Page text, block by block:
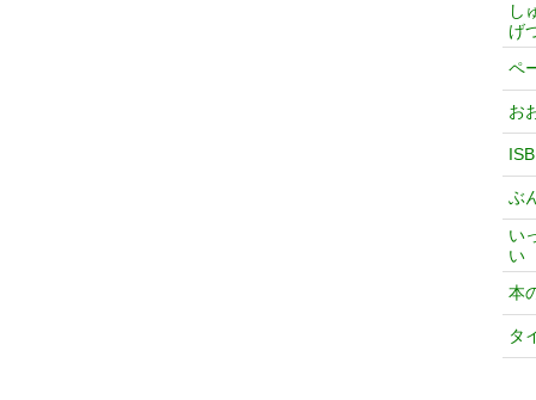
し
げ
ペ
お
ぶ
い
い
本
タ